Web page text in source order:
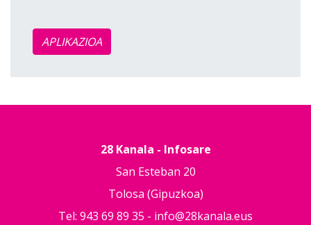
APLIKAZIOA
28 Kanala - Infosare
San Esteban 20
Tolosa (Gipuzkoa)
Tel: 943 69 89 35 - info@28kanala.eus